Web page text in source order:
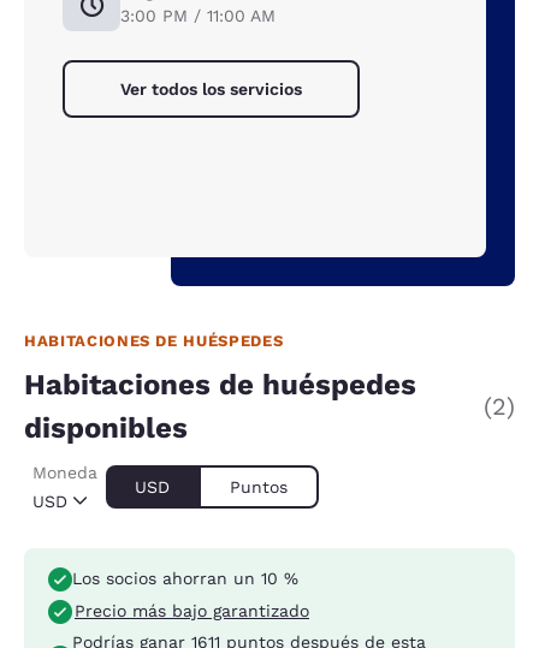
3:00 PM / 11:00 AM
Ver todos los servicios
HABITACIONES DE HUÉSPEDES
Habitaciones de huéspedes
disponibles
(2)
USD
Moneda
USD Puntos
Los socios ahorran un 10 %
Precio más bajo garantizado
Podrías ganar 1611 puntos después de esta